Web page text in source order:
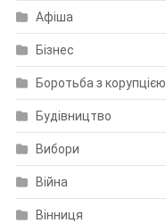
Афіша
Бізнес
Боротьба з корупцією
Будівництво
Вибори
Війна
Вінниця